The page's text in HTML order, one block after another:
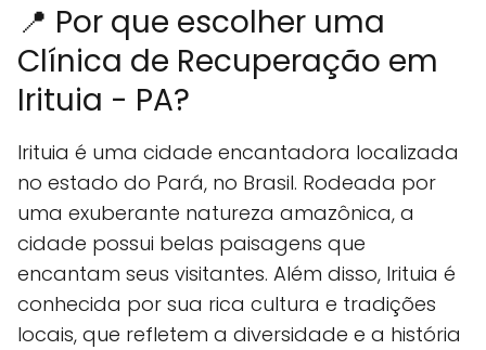
📍 Por que escolher uma
Clínica de Recuperação em
Irituia - PA?
Irituia é uma cidade encantadora localizada
no estado do Pará, no Brasil. Rodeada por
uma exuberante natureza amazônica, a
cidade possui belas paisagens que
encantam seus visitantes. Além disso, Irituia é
conhecida por sua rica cultura e tradições
locais, que refletem a diversidade e a história